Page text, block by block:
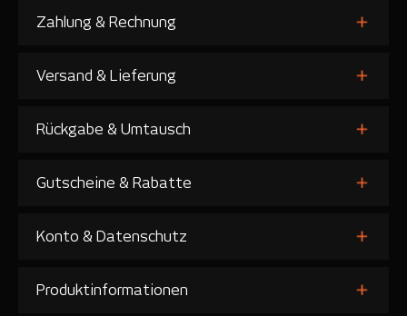
Zahlung & Rechnung
Versand & Lieferung
Rückgabe & Umtausch
Gutscheine & Rabatte
Konto & Datenschutz
Produktinformationen